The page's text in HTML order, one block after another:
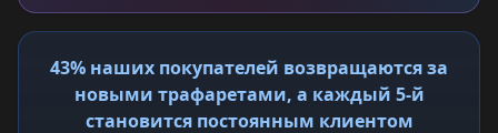
43% наших покупателей возвращаются за
новыми трафаретами, а каждый 5-й
становится постоянным клиентом